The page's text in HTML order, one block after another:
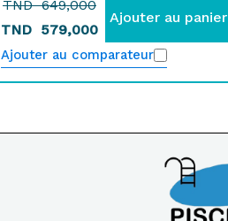
TND649,000
TND 579,000
Ajouter au panier
Ajouter au comparateur